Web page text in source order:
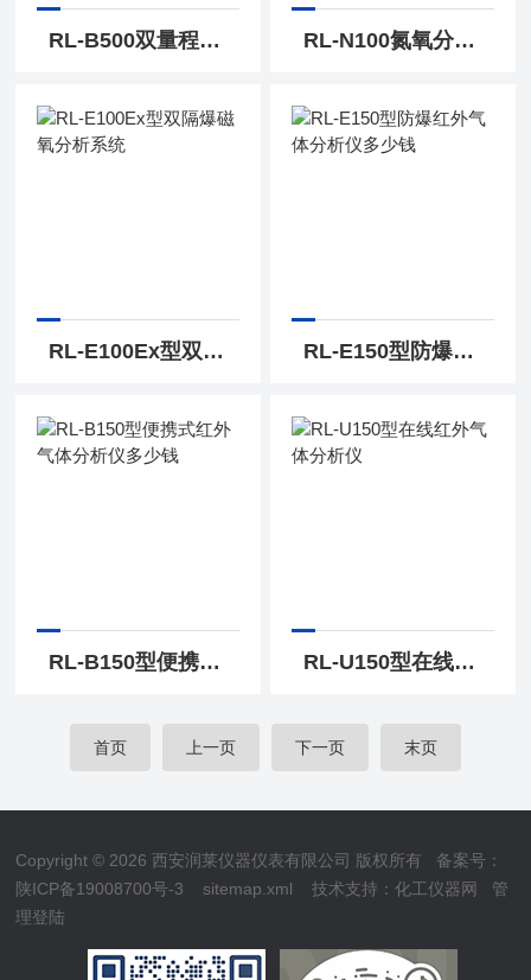
RL-B500双量程氨气分析仪厂家 RL-N100氮氧分析仪
RL-E100Ex型双隔爆磁氧分析系统 RL-E150型防爆红外气体分析仪多少钱
RL-B150型便携式红外气体分析仪多少钱 RL-U150型在线红外气体分析仪
首页 上一页 下一页 末页
Copyright © 2026 西安润莱仪器仪表有限公司 版权所有 备案号：
陕ICP备19008700号-3
sitemap.xml 技术支持：化工仪器网
管
理登陆